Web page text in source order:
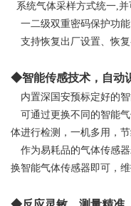
系统气体采样方式统一,
一二级双重密码保护功
支持恢复出厂设置、恢
◆智能传感技术，自动
内置深国安预标定好的
可通过更换不同的智能
体进行检测，一机多用，
作为易耗品的气体传感
换智能气体传感器即可，